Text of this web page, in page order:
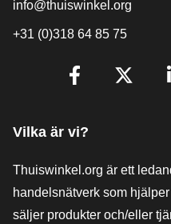
info@thuiswinkel.org
+31 (0)318 64 85 75
Vilka är vi?
Thuiswinkel.org är ett
handelsnätverk som
säljer produkter och/eller